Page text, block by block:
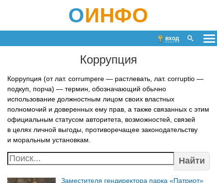
ОИНФО
вход
Коррупция
Коррупция (от лат. corrumpere — растлевать, лат. corruptio —
подкуп, порча) — термин, обозначающий обычно
использование должностным лицом своих властных
полномочий и доверенных ему прав, а также связанных с этим
официальным статусом авторитета, возможностей, связей
в целях личной выгоды, противоречащее законодательству
и моральным установкам.
Найти
Заместителя гендиректора парка «Патриот»